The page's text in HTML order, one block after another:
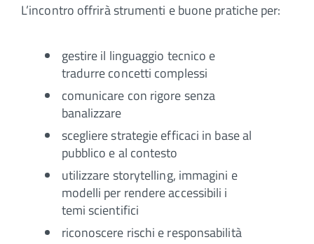
L’incontro offrirà strumenti e buone pratiche per:
gestire il linguaggio tecnico e
tradurre concetti complessi
comunicare con rigore senza
banalizzare
scegliere strategie efficaci in base al
pubblico e al contesto
utilizzare storytelling, immagini e
modelli per rendere accessibili i
temi scientifici
riconoscere rischi e responsabilità